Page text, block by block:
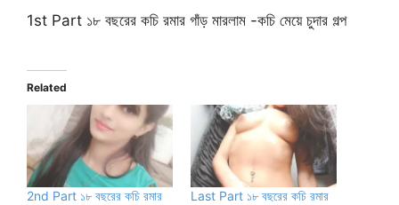
1st Part ১৮ বছরের কচি রমার গাঁড় মারলাম -কচি মেয়ে চুদার গল্প
Related
2nd Part ১৮ বছরের কচি রমার
Last Part ১৮ বছরের কচি রমার